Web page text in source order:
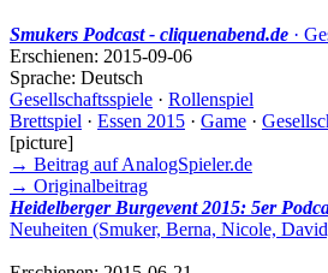
Smukers Podcast - cliquenabend.de ·
Erschienen: 2015-09-06
Sprache: Deutsch
Gesellschaftsspiele · Rollenspiel
Brettspiel · Essen 2015 · Game ·
[picture]
→ Beitrag auf AnalogSpieler.de
→ Originalbeitrag
Heidelberger Burgevent 2015: 5er
Neuheiten (Smuker, Berna, Nicole,